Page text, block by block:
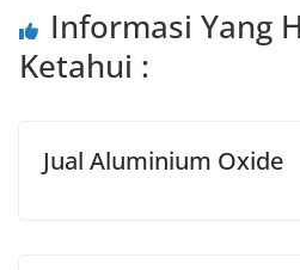
Informasi Yang
Ketahui :
Jual Aluminium Oxide